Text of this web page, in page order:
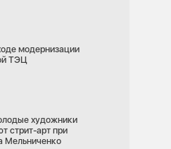
модернизации
ТЭЦ
художники
стрит-арт при
Мельниченко